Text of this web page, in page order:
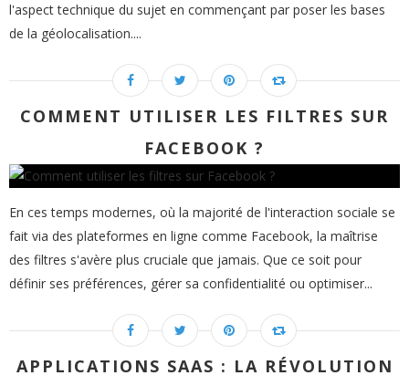
l'aspect technique du sujet en commençant par poser les bases
de la géolocalisation....
COMMENT UTILISER LES FILTRES SUR
FACEBOOK ?
En ces temps modernes, où la majorité de l'interaction sociale se
fait via des plateformes en ligne comme Facebook, la maîtrise
des filtres s'avère plus cruciale que jamais. Que ce soit pour
définir ses préférences, gérer sa confidentialité ou optimiser...
APPLICATIONS SAAS : LA RÉVOLUTION